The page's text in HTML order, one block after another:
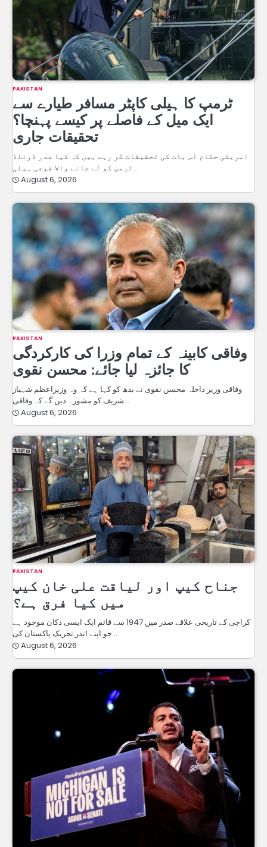
PAKISTAN
ٹرمپ کا ہیلی کاپٹر مسافر طیارے سے
ایک میل کے فاصلے پر کیسے پہنچا؟
تحقیقات جاری
امریکی حکام اس بات کی تحقیقات کر رہے ہیں کہ کیا صدر ڈونلڈ
ٹرمپ کو لے جانے والا فوجی ہیلی…
August 6, 2026
PAKISTAN
وفاقی کابینہ کے تمام وزرا کی کارکردگی
کا جائزہ لیا جائے: محسن نقوی
وفاقی وزیر داخلہ محسن نقوی نے بدھ کو کہا ہے کہ وہ وزیراعظم شہباز
شریف کو مشورہ دیں گے کہ وفاقی…
August 6, 2026
PAKISTAN
جناح کیپ اور لیاقت علی خان کیپ
میں کیا فرق ہے؟
کراچی کے تاریخی علاقے صدر میں 1947 سے قائم ایک ایسی دکان موجود ہے
جو اپنے اندر تحریک پاکستان کی…
August 6, 2026